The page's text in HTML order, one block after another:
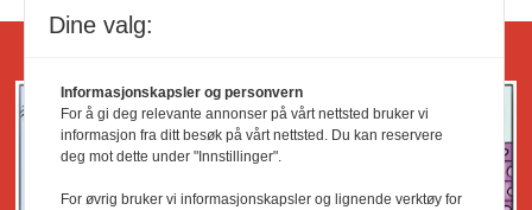
Dine valg:
Informasjonskapsler og personvern
For å gi deg relevante annonser på vårt nettsted bruker vi
informasjon fra ditt besøk på vårt nettsted. Du kan reservere
deg mot dette under "Innstillinger".
For øvrig bruker vi informasjonskapsler og lignende verktøy for